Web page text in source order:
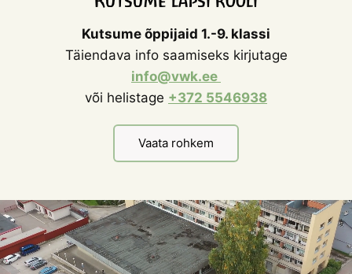
Kutsume õppijaid 1.-9. klassi
Täiendava info saamiseks kirjutage
info@vwk.ee
või helistage +372 5546938
Vaata rohkem